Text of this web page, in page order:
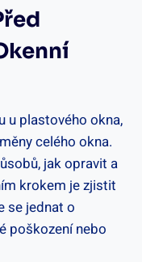
u plastového okna,
celého okna.
jak ⁣opravit a
krokem je‍ zjistit
se jednat o
poškození ‌nebo